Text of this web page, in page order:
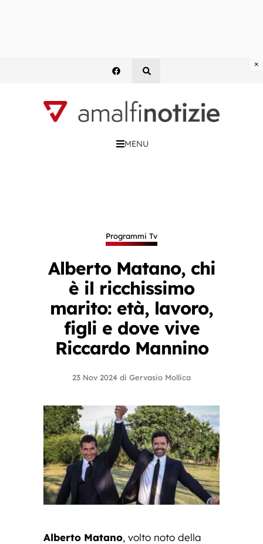
MENU
Programmi Tv
Alberto Matano, chi
è il ricchissimo
marito: età, lavoro,
figli e dove vive
Riccardo Mannino
23 Nov 2024 di Gervasio Mollica
Alberto Matano, volto noto della
×